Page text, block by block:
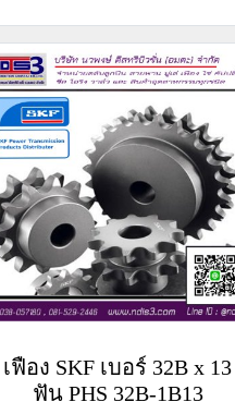
เฟือง SKF เบอร์ 32B x 13
ฟัน PHS 32B-1B13